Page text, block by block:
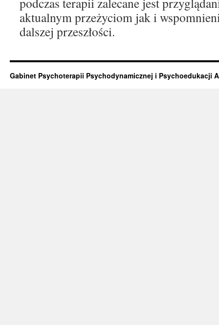
aktualnym przeżyciom jak i
dalszej przeszłości.
Gabinet Psychoterapii Psychodynamicznej i Psychoedukacji